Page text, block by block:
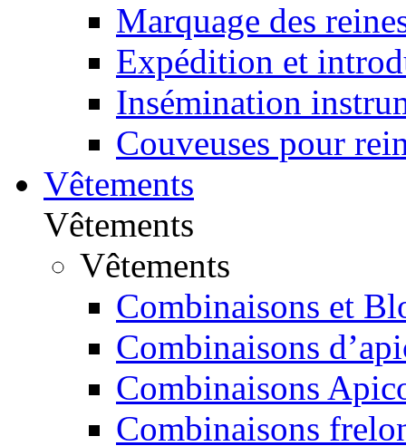
Marquage des
Expédition et
Insémination
Couveuses pour
Vêtements
Vêtements
Vêtements
Combinaisons et
Combinaisons
Combinaisons
Combinaisons